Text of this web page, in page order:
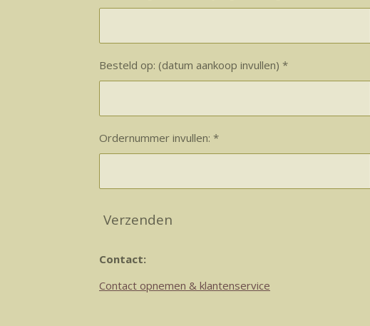
Besteld op: (datum aankoop invullen) *
Ordernummer invullen: *
Verzenden
Contact:
Contact opnemen & klantenservice